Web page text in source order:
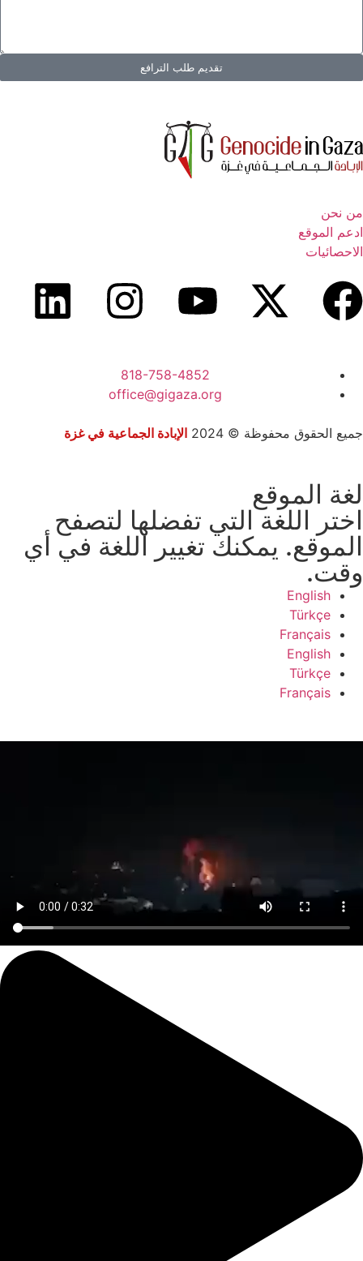
تقديم طلب الترافع
من نحن
ادعم الموقع
الاحصائيات
818-758-4852
office@gigaza.org
جميع الحقوق محفوظة © 2024 الإبادة الجماعية في غزة
لغة الموقع
اختر اللغة التي تفضلها لتصفح
الموقع. يمكنك تغيير اللغة في أي
وقت.
English
Türkçe
Français
English
Türkçe
Français